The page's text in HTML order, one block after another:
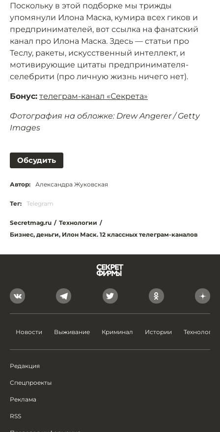
Поскольку в этой подборке мы трижды
упомянули Илона Маска, кумира всех гиков и
предпринимателей, вот ссылка на фанатский
канал про Илона Маска. Здесь — статьи про
Теслу, ракеты, искусственный интеллект, и
мотивирующие цитаты предпринимателя-
селебрити (про личную жизнь ничего нет).
Бонус: телеграм-канал «Секрета»
Фотография на обложке: Drew Angerer / Getty
Images
Обсудить
Автор: Александра Жуковская
Тег: Telegram
Secretmag.ru / Технологии /
Бизнес, деньги, Илон Маск. 12 классных телеграм-каналов
Новости Выживание Криминал Истории Технологии
Редакция
Спецпроекты
Реклама
RSS